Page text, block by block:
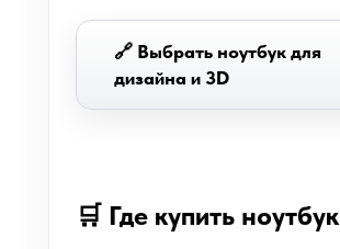
🔗 Выбрать ноутбук для
дизайна и 3D
🛒 Где купить ноутбук